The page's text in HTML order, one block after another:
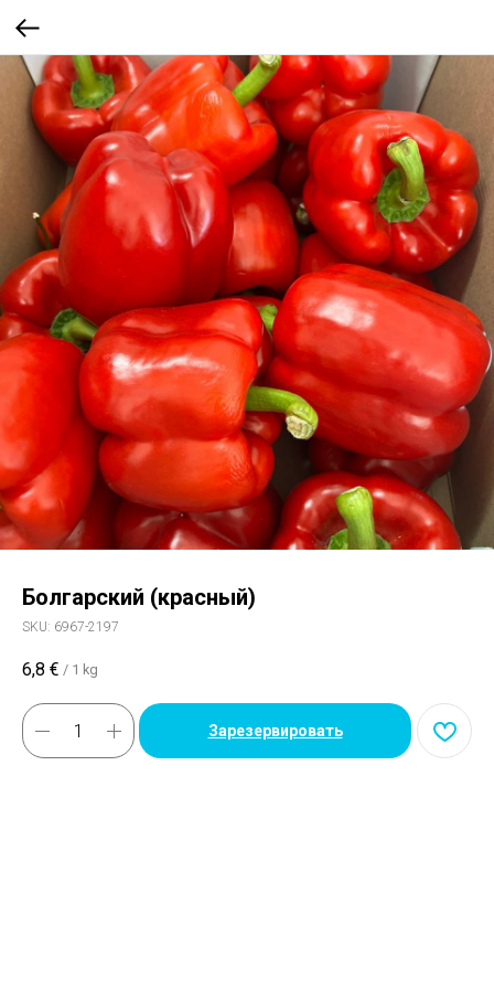
Болгарский (красный)
SKU: 6967-2197
6,8 € / 1 kg
Зарезервировать